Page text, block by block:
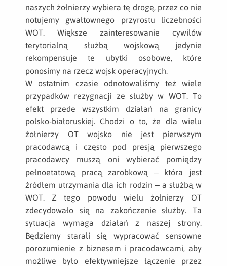
naszych żołnierzy wybiera tę drogę, przez co nie
notujemy gwałtownego przyrostu liczebności
WOT. Większe zainteresowanie cywilów
terytorialną służbą wojskową jedynie
rekompensuje te ubytki osobowe, które
ponosimy na rzecz wojsk operacyjnych.
W ostatnim czasie odnotowaliśmy też wiele
przypadków rezygnacji ze służby w WOT. To
efekt przede wszystkim działań na granicy
polsko-białoruskiej. Chodzi o to, że dla wielu
żołnierzy OT wojsko nie jest pierwszym
pracodawcą i często pod presją pierwszego
pracodawcy muszą oni wybierać pomiędzy
pełnoetatową pracą zarobkową – która jest
źródłem utrzymania dla ich rodzin – a służbą w
WOT. Z tego powodu wielu żołnierzy OT
zdecydowało się na zakończenie służby. Ta
sytuacja wymaga działań z naszej strony.
Będziemy starali się wypracować sensowne
porozumienie z biznesem i pracodawcami, aby
możliwe było efektywniejsze łączenie przez